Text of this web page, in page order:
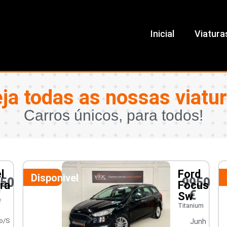
Inicial
todas as nossas
Carros únicos, para todos!
S
Disponivel
Ford
Focus
Sw
Titanium
Junh
9950
€